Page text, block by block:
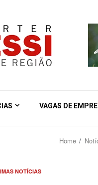
VAGAS DE
Home
NOTÍCIAS